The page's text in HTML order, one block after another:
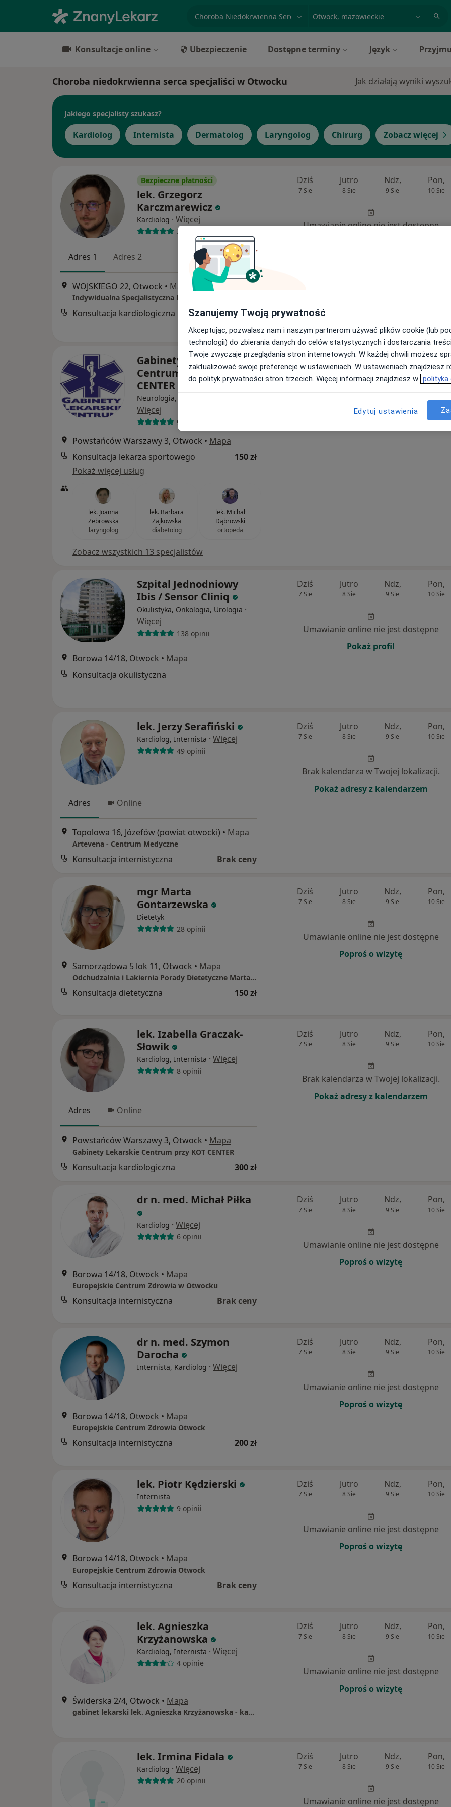
Konsultacje online Ubezpieczenie Dostępne terminy Język
Choroba niedokrwienna serca specjaliści w Otwocku Jak działają wyniki
Jakiego specjalisty szukasz?
Kardiolog Internista Dermatolog Laryngolog Chirurg Zobacz więcej
Bezpieczne płatności
lek. Grzegorz
Karczmarewicz
Kardiolog · Więcej
26 opinii
Adres 1 Adres 2
WOJSKIEGO 22, Otwock • Mapa
Konsultacja kardiologiczna 250 zł
Dziś
7 Sie
Jutro
8 Sie
Ndz,
9 Sie
Pon,
10 Sie
Umawianie online nie jest dostępne
Gabinety Lekarskie
Centrum przy KOT
CENTER
Neurologia, Interna, Radiologia
Więcej
989 opinii
Powstańców Warszawy 3, Otwock • Mapa
Konsultacja lekarza sportowego
150 zł
Pokaż więcej usług
lek. Joanna
Żebrowska
laryngolog
lek. Barbara
Zajkowska
diabetolog
lek. Michał
Dąbrowski
ortopeda
Zobacz wszystkich 13 specjalistów
Dziś
7 Sie
Jutro
8 Sie
Ndz,
9 Sie
Pon,
10 Sie
Szpital Jednodniowy
Ibis / Sensor Cliniq
Okulistyka, Onkologia, Urologia ·
Więcej
138 opinii
Borowa 14/18, Otwock • Mapa
Konsultacja okulistyczna
Dziś
7 Sie
Jutro
8 Sie
Ndz,
9 Sie
Pon,
10 Sie
Umawianie online nie jest dostępne
Pokaż profil
lek. Jerzy Serafiński
Kardiolog, Internista · Więcej
49 opinii
Adres Online
Topolowa 16, Józefów (powiat otwocki) • Mapa
Artevena - Centrum Medyczne
Konsultacja internistyczna Brak ceny
Dziś
7 Sie
Jutro
8 Sie
Ndz,
9 Sie
Pon,
10 Sie
Brak kalendarza w Twojej lokalizacji.
Pokaż adresy z kalendarzem
mgr Marta
Gontarzewska
Dietetyk
28 opinii
Samorządowa 5 lok 11, Otwock • Mapa
Odchudzalnia i Lakiernia Porady Dietetyczne Marta Gontarzewska
Konsultacja dietetyczna 150 zł
Dziś
7 Sie
Jutro
8 Sie
Ndz,
9 Sie
Pon,
10 Sie
Umawianie online nie jest dostępne
Poproś o wizytę
lek. Izabella Graczak-
Słowik
Kardiolog, Internista · Więcej
8 opinii
Adres Online
Powstańców Warszawy 3, Otwock • Mapa
Gabinety Lekarskie Centrum przy KOT CENTER
Konsultacja kardiologiczna 300 zł
Dziś
7 Sie
Jutro
8 Sie
Ndz,
9 Sie
Pon,
10 Sie
Brak kalendarza w Twojej lokalizacji.
Pokaż adresy z kalendarzem
dr n. med. Michał Piłka
Kardiolog · Więcej
6 opinii
Borowa 14/18, Otwock • Mapa
Europejskie Centrum Zdrowia w Otwocku
Konsultacja internistyczna Brak ceny
Dziś
7 Sie
Jutro
8 Sie
Ndz,
9 Sie
Pon,
10 Sie
Umawianie online nie jest dostępne
Poproś o wizytę
dr n. med. Szymon
Darocha
Internista, Kardiolog · Więcej
Borowa 14/18, Otwock • Mapa
Europejskie Centrum Zdrowia Otwock
Konsultacja internistyczna 200 zł
Dziś
7 Sie
Jutro
8 Sie
Ndz,
9 Sie
Pon,
10 Sie
Umawianie online nie jest dostępne
Poproś o wizytę
lek. Piotr Kędzierski
Internista
9 opinii
Borowa 14/18, Otwock • Mapa
Europejskie Centrum Zdrowia Otwock
Konsultacja internistyczna Brak ceny
Dziś
7 Sie
Jutro
8 Sie
Ndz,
9 Sie
Pon,
10 Sie
Umawianie online nie jest dostępne
Poproś o wizytę
lek. Agnieszka
Krzyżanowska
Kardiolog, Internista · Więcej
4 opinie
Świderska 2/4, Otwock • Mapa
gabinet lekarski lek. Agnieszka Krzyżanowska - kardiolog, internista
Dziś
7 Sie
Jutro
8 Sie
Ndz,
9 Sie
Pon,
10 Sie
Umawianie online nie jest dostępne
Poproś o wizytę
lek. Irmina Fidala
Kardiolog · Więcej
20 opinii
Dziś
7 Sie
Jutro
8 Sie
Ndz,
9 Sie
Pon,
10 Sie
Umawianie online nie jest dostępne
Szanujemy Twoją prywatność
Akceptując, pozwalasz nam i naszym partnerom używać plików cookie (lub
technologii) do zbierania danych do celów statystycznych i dostarczania
Twoje zwyczaje przeglądania stron internetowych. W każdej chwili możesz
zaktualizować swoje preferencje w ustawieniach. W ustawieniach znajdziesz
do polityk prywatności stron trzecich. Więcej informacji znajdziesz w polityka
Edytuj ustawienia